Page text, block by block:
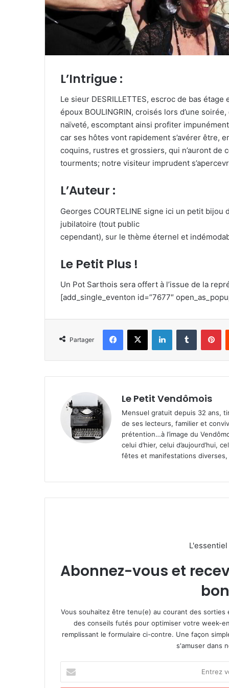
l
L’Intrigue :
Le sieur DESRILLETTES, escroc de bas
époux BOULINGRIN, croisés lors d’une
naïveté, escomptant ainsi profiter
car ses hôtes vont rapidement s’avérer être,
coquins, rustres et grossiers, qui n’auront
tourments; notre visiteur imprudent
L’Auteur :
Georges COURTELINE signe ici un petit
jubilatoire (tout public
cependant), sur le thème éternel et
Le Petit Plus !
Un Pot Sarthois sera offert à l’issue de la
[add_single_eventon id=”7677″
Partager
Le Petit Vendômois
Mensuel gratuit depuis 32 ans,
de ses lecteurs, familier et
prétention…à l’image du
celui d’hier, celui d’aujourd’hui,
fêtes et manifestations
Abonnez-vous et
Vous souhaitez être tenu(e) au courant des
des conseils futés pour optimiser votre week-
remplissant le formulaire ci-contre. Une façon
s'amuser dans